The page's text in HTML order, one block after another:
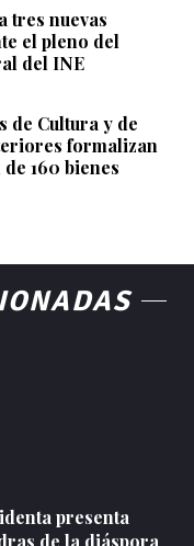
tres nuevas
el pleno del
del INE
de Cultura y de
formalizan
160 bienes
presenta